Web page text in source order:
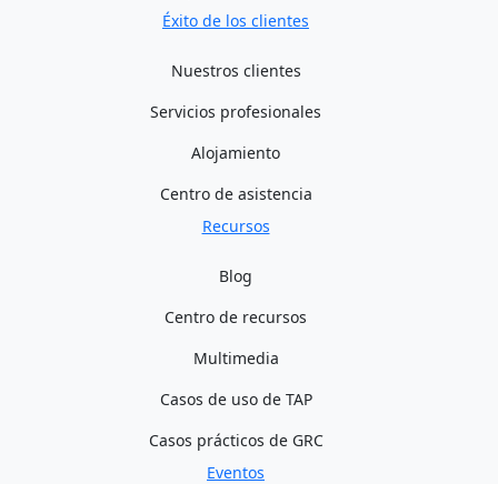
Éxito de los clientes
Nuestros clientes
Servicios profesionales
Alojamiento
Centro de asistencia
Recursos
Blog
Centro de recursos
Multimedia
Casos de uso de TAP
Casos prácticos de GRC
Eventos